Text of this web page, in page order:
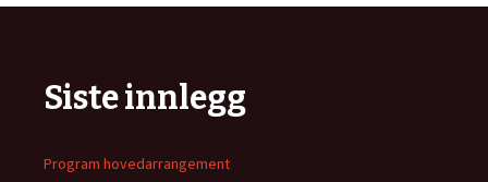
Siste innlegg
Program hovedarrangement